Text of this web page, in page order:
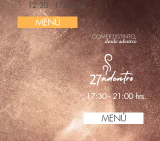
12:30 - 17:00 hrs.
MENÚ
COMER DISTINTO,
desde adentro
17:30 - 21:00 hrs.
MENÚ